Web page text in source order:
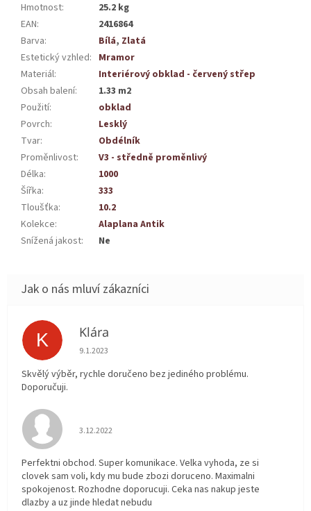
Hmotnost:
25.2 kg
EAN:
2416864
Barva: Bílá, Zlatá
Estetický vzhled: Mramor
Materiál:
Interiérový obklad - červený střep
Obsah balení:
1.33 m2
Použití:
obklad
Povrch:
Lesklý
Tvar:
Obdélník
Proměnlivost:
V3 - středně proměnlivý
Délka:
1000
Šířka:
333
Tloušťka:
10.2
Kolekce:
Alaplana Antik
Snížená jakost: Ne
K Klára
Hodnocení obchodu je 5 z 5 hvězdiček.
9.1.2023
Skvělý výběr, rychle doručeno bez jediného problému.
Doporučuji.
Hodnocení obchodu je 5 z 5 hvězdiček.
3.12.2022
Perfektni obchod. Super komunikace. Velka vyhoda, ze si
clovek sam voli, kdy mu bude zbozi doruceno. Maximalni
spokojenost. Rozhodne doporucuji. Ceka nas nakup jeste
dlazby a uz jinde hledat nebudu